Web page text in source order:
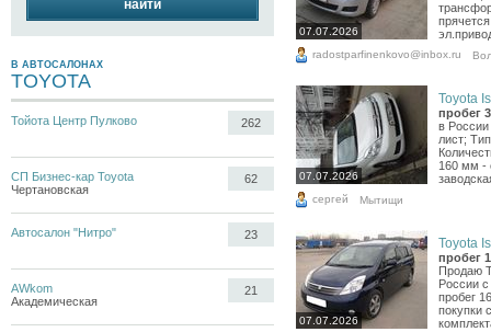
найти
В АВТОСАЛОНАХ
TOYOTA
Тойота Центр Пулково 262
СП Бизнес-кар Toyota
Чертановская
62
Автосалон "Нитро" 23
AWkom
Академическая
21
07.07.2026
radostparfinenkovo@inbox.ru
07.07.2026
Toyota
пробег
в России
лист;
160 мм -
сергей Мытищи
07.07.2026
Toyota
пробег
Продаю
России с
пробег
покупки